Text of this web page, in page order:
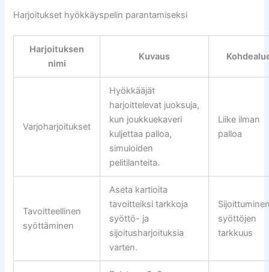
Harjoitukset hyökkäyspelin parantamiseksi
Harjoituksen
nimi
Kuvaus
Varjoharjoitukset
Hyökkääjät
harjoittelevat juoksuja,
kun joukkuekaveri
kuljettaa palloa,
simuloiden
pelitilanteita.
Liike ilman
palloa
Tavoitteellinen
syöttäminen
Aseta kartioita
tavoitteiksi tarkkoja
syöttö- ja
sijoitusharjoituksia
varten.
syöttöjen
tarkkuus